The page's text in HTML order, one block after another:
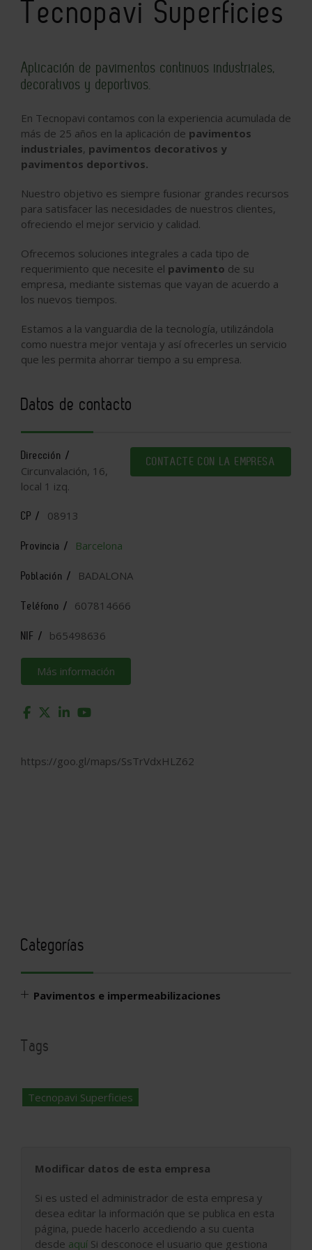
Tecnopavi Superficies
Aplicación de pavimentos continuos industriales,
decorativos y deportivos.
En Tecnopavi contamos con la experiencia acumulada de
más de 25 años en la aplicación de pavimentos
industriales, pavimentos decorativos y
pavimentos deportivos.
Nuestro objetivo es siempre fusionar grandes recursos
para satisfacer las necesidades de nuestros clientes,
ofreciendo el mejor servicio y calidad.
Ofrecemos soluciones integrales a cada tipo de
requerimiento que necesite el pavimento de su
empresa, mediante sistemas que vayan de acuerdo a
los nuevos tiempos.
Estamos a la vanguardia de la tecnología, utilizándola
como nuestra mejor ventaja y así ofrecerles un servicio
que les permita ahorrar tiempo a su empresa.
Datos de contacto
CONTACTE CON LA EMPRESA
Dirección /
Circunvalación, 16,
local 1 izq.
CP / 08913
Provincia / Barcelona
Población / BADALONA
Teléfono / 607814666
NIF / b65498636
Más información
https://goo.gl/maps/SsTrVdxHLZ62
Categorías
Pavimentos e impermeabilizaciones
Tags
Tecnopavi Superficies
Modificar datos de esta empresa
Si es usted el administrador de esta empresa y
desea editar la información que se publica en esta
página, puede hacerlo accediendo a su cuenta
desde aquí Si desconoce el usuario que gestiona